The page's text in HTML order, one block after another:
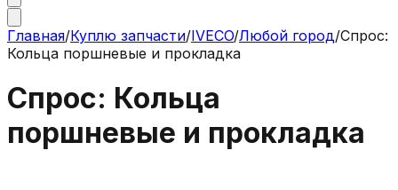
Главная/Куплю запчасти/IVECO/Любой город/Спрос:
Кольца поршневые и прокладка
Спрос: Кольца
поршневые и прокладка